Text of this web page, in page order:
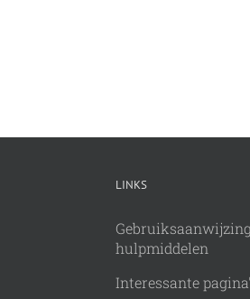
LINKS
hulpmiddelen
Interessante